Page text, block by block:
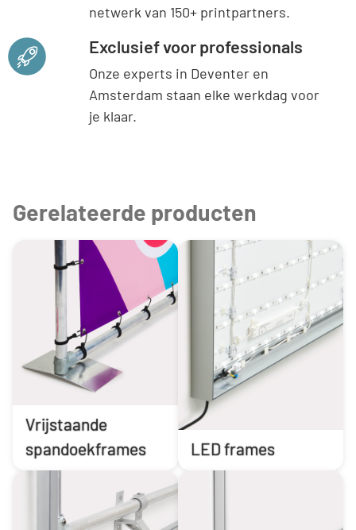
netwerk van 150+ printpartners.
Exclusief voor professionals
Onze experts in Deventer en
Amsterdam staan elke werkdag voor
je klaar.
Gerelateerde producten
Vrijstaande
spandoekframes
LED frames